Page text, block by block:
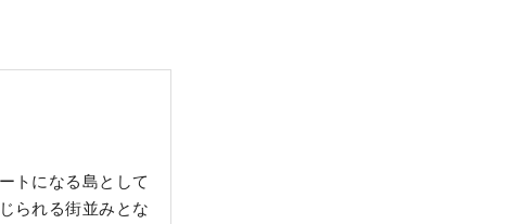
トになる島として
られる街並みとな